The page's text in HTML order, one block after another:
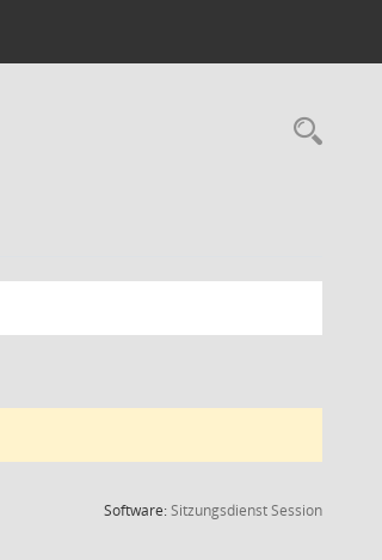
Software:SitzungsdienstSession(Wird in